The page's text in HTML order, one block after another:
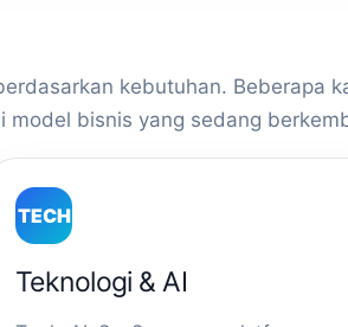
kebutuhan. Beberapa
bisnis yang sedang
TECH
Teknologi & AI